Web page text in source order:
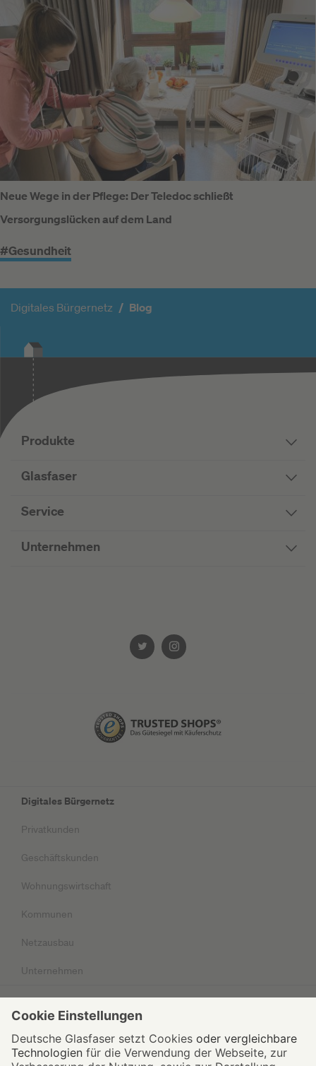
Neue Wege in der Pflege: Der Teledoc schließt
Versorgungslücken auf dem Land
#Gesundheit
Digitales Bürgernetz Blog
Produkte
Glasfaser
Service
Unternehmen
Digitales Bürgernetz
Privatkunden
Geschäftskunden
Wohnungswirtschaft
Kommunen
Netzausbau
Unternehmen
Impressum
AGB